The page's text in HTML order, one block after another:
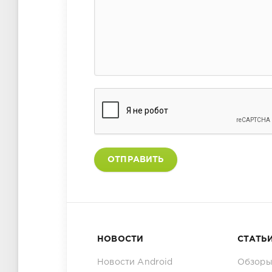
ОТПРАВИТЬ
НОВОСТИ
Новости Android
СТАТЬИ
Обзоры